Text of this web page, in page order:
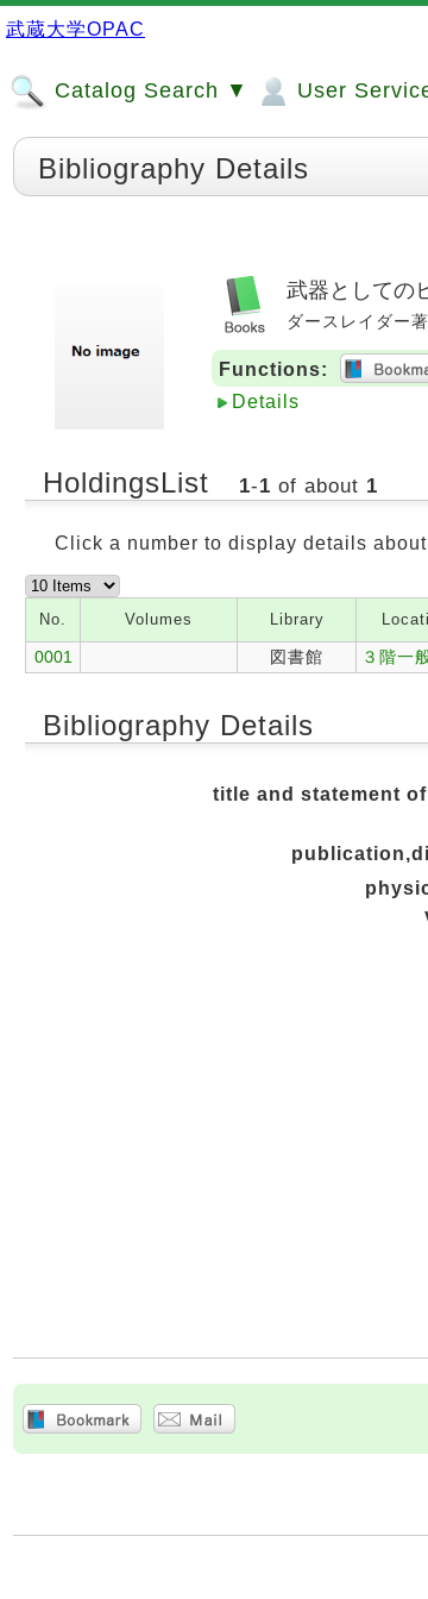
武蔵大学OPAC
Catalog Search ▼ User
Bibliography Details
武器としての
ダースレイダー
Functions:
Details
HoldingsList 1-1 of about 1
Click a number to display details
No. Volumes Library
0001 図書館 ３階一
Bibliography Details
title and statement